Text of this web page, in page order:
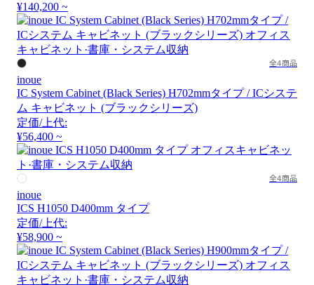
¥140,200 ~
全4商品
inoue
IC System Cabinet (Black Series) H702mmタイプ / ICシステ
ム キャビネット (ブラックシリーズ)
定価/上代:
¥56,400 ~
全4商品
inoue
ICS H1050 D400mm タイプ
定価/上代:
¥58,900 ~